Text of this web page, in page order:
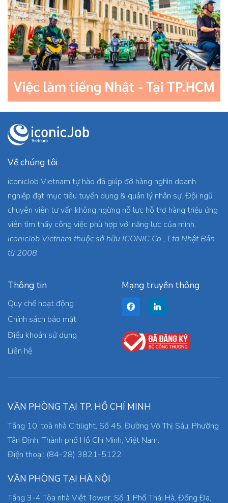
Về chúng tôi
iconicJob Vietnam tự hào đã giúp đỡ hàng nghìn doanh
nghiệp đạt mục tiêu tuyển dụng & quản lý nhân sự. Đội ngũ
chuyên viên tư vấn không ngừng nỗ lực hỗ trợ hàng triệu ứng
viên tìm thấy công việc phù hợp với năng lực của mình.
iconicJob Vietnam thuộc sở hữu ICONIC Co., Ltd Nhật Bản -
từ 2008
Thông tin
Quy chế hoạt động
Chính sách bảo mật
Điều khoản sử dụng
Liên hệ
Mạng truyền thông
VĂN PHÒNG TẠI TP. HỒ CHÍ MINH
Tầng 10, toà nhà Citilight, Số 45, Đường Võ Thị Sáu, Phường
Tân Định, Thành phố Hồ Chí Minh, Việt Nam.
Điện thoại: (84-28) 3821-5122
VĂN PHÒNG TẠI HÀ NỘI
Tầng 3-4 Tòa nhà Việt Tower, Số 1 Phố Thái Hà, Đống Đa,